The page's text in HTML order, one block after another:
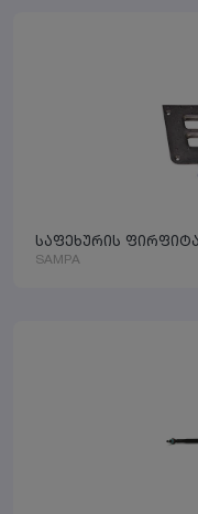
საფეხურის ფირფიტა
SAMPA